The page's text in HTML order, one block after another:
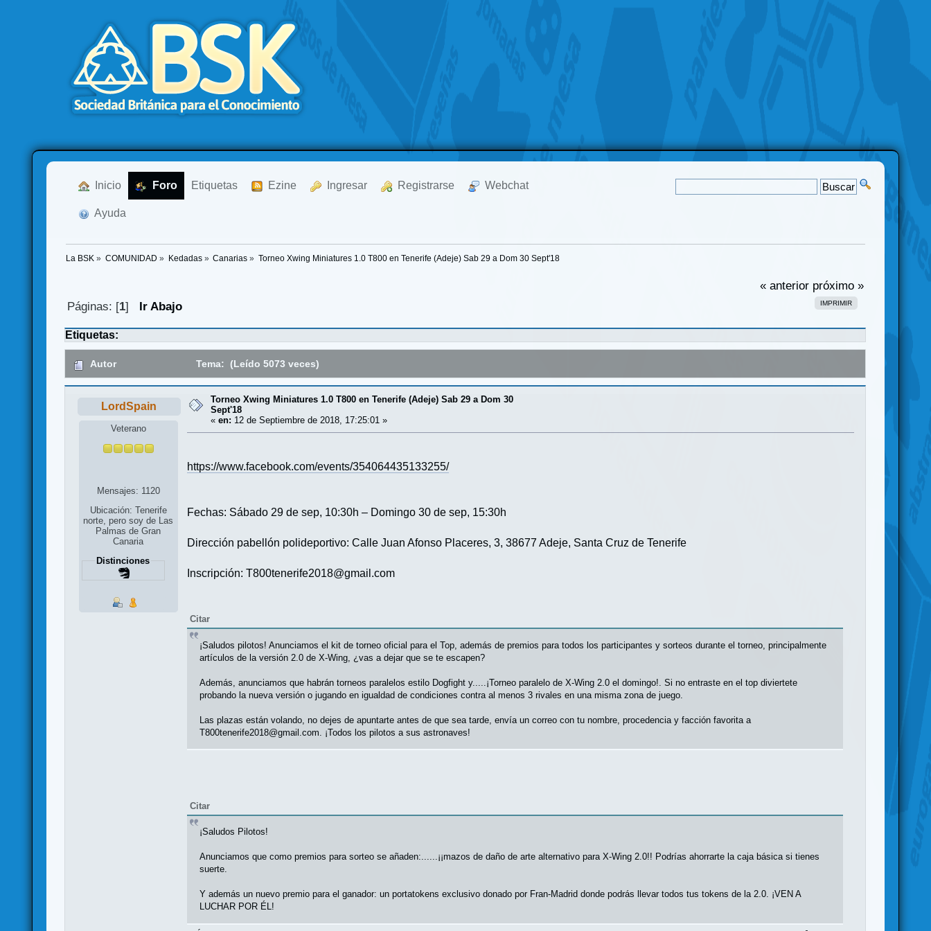
Inicio Foro Etiquetas Ezine Ingresar Registrarse Webchat
Ayuda
La BSK » COMUNIDAD » Kedadas» Canarias » Torneo Xwing Miniatures 1.0 T800 en Tenerife (Adeje) Sab 29 a Dom 30 Sept'18
« anterior próximo »
IMPRIMIR
Páginas: [1] Ir Abajo
Etiquetas:
Autor Tema: (Leído 5073 veces)
LordSpain
Veterano
Mensajes: 1120
Ubicación: Tenerife
norte, pero soy de Las
Palmas de Gran
Canaria
Distinciones
Torneo Xwing Miniatures 1.0 T800 en Tenerife (Adeje) Sab 29 a Dom 30
Sept'18
«en: 12 de Septiembre de 2018, 17:25:01 »
https://www.facebook.com/events/354064435133255/
Fechas: Sábado 29 de sep, 10:30h – Domingo 30 de sep, 15:30h
Dirección pabellón polideportivo: Calle Juan Afonso Placeres, 3, 38677 Adeje, Santa Cruz de Tenerife
Inscripción: T800tenerife2018@gmail.com
Citar
¡Saludos pilotos! Anunciamos el kit de torneo oficial para el Top, además de premios para todos los participantes y sorteos durante el torneo, principalmente
artículos de la versión 2.0 de X-Wing, ¿vas a dejar que se te escapen?
Además, anunciamos que habrán torneos paralelos estilo Dogfight y.....¡Torneo paralelo de X-Wing 2.0 el domingo!. Si no entraste en el top diviertete
probando la nueva versión o jugando en igualdad de condiciones contra al menos 3 rivales en una misma zona de juego.
Las plazas están volando, no dejes de apuntarte antes de que sea tarde, envía un correo con tu nombre, procedencia y facción favorita a
T800tenerife2018@gmail.com. ¡Todos los pilotos a sus astronaves!
Citar
¡Saludos Pilotos!
Anunciamos que como premios para sorteo se añaden:......¡¡mazos de daño de arte alternativo para X-Wing 2.0!! Podrías ahorrarte la caja básica si tienes
suerte.
Y además un nuevo premio para el ganador: un portatokens exclusivo donado por Fran-Madrid donde podrás llevar todos tus tokens de la 2.0. ¡VEN A
LUCHAR POR ÉL!